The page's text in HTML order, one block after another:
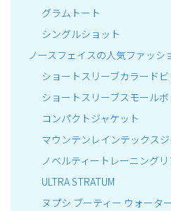
グラムトート
シングルショット
ノースフェイスの人気ファッシ
ショートスリーブカラード
ショートスリーブスモール
コンパクトジャケット
マウンテンレインテックスジ
ノベルティートレーニング
ULTRA STRATUM
ヌプシ ブーティー ウォータ